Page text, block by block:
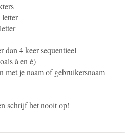
dan 4 keer sequentieel
à en é)
met je naam of gebruikersnaam
schrijf het nooit op!